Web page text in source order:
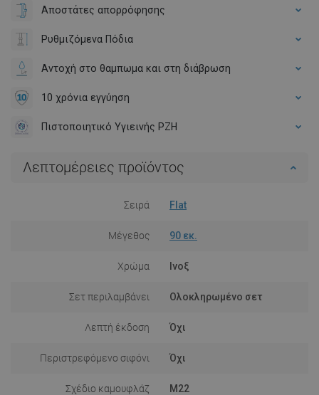
Αποστάτες απορρόφησης
Ρυθμιζόμενα Πόδια
Αντοχή στο θαμπωμα και στη διάβρωση
10 χρόνια εγγύηση
Πιστοποιητικό Υγιεινής PZH
Λεπτομέρειες προϊόντος
Σειρά Flat
Μέγεθος 90 εκ.
Χρώμα Ινοξ
Σετ περιλαμβάνει Ολοκληρωμένο σετ
Λεπτή έκδοση Όχι
Περιστρεφόμενο σιφόνι Όχι
Σχέδιο καμουφλάζ M22